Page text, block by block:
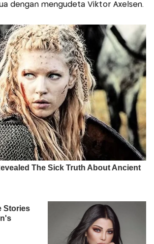
dengan mengudeta Viktor Axelsen.